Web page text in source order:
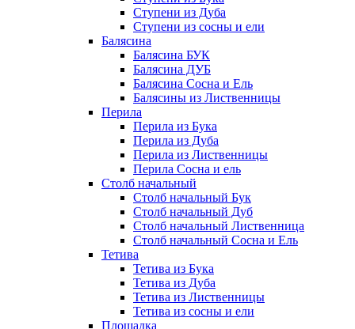
Ступени из Дуба
Ступени из сосны и ели
Балясина
Балясина БУК
Балясина ДУБ
Балясина Сосна и Ель
Балясины из Лиственницы
Перила
Перила из Бука
Перила из Дуба
Перила из Лиственницы
Перила Сосна и ель
Столб начальный
Столб начальный Бук
Столб начальный Дуб
Столб начальный Лиственница
Столб начальный Сосна и Ель
Тетива
Тетива из Бука
Тетива из Дуба
Тетива из Лиственницы
Тетива из сосны и ели
Площадка